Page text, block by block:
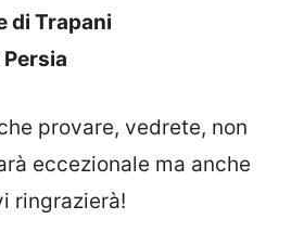
di Trapani
provare, vedrete, non
eccezionale ma anche
ringrazierà!